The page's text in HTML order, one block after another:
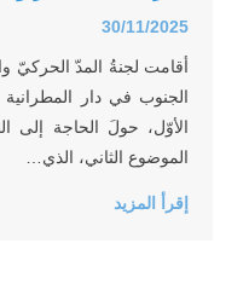
30/11/2025
أقامت لجنةُ المدّ الحركيّ
الجنوب في دار
الأوّل، حولَ الحاجة إلى
الموضوع الثاني، الذي…
إقرأ المزيد